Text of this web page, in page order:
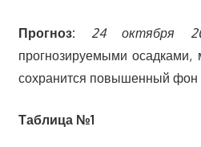
Прогноз: 24 октября
прогнозируемыми осадками,
сохранится повышенный фон
Таблица №1